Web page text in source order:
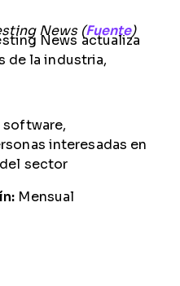
News (Fuente)
News actualiza
de la industria,
software,
interesadas en
sector
Mensual